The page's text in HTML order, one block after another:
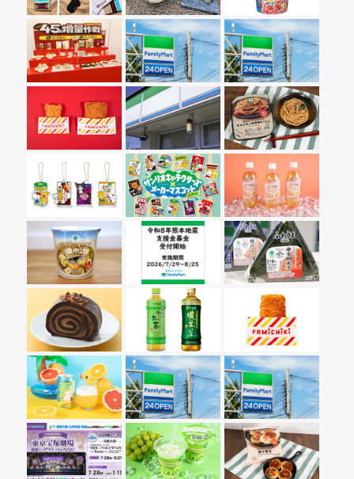
前を向く頭皮ケア&ヘアケア J:COM
JA共済 ちいきのきずな chocoZAP / RIZAP
COSMO(ココロも満タンに)
からだWelcia・くらしWelcia
ダークパターン対策 ローソン ファミリーマート
一宮西病院 Uber アイのある暮らし
世界は鉄でできている 日本製鉄
旅を楽しくする 星野リゾート ボーネルンド
北海道電力｜ほくでん
雇用インフラ UTAIM/MMM
焼肉牛角・しゃぶしゃぶ温野菜
JALグループ旅行会社 ジャルパック
ENEOSグループの決意
レバレジーズ (Leverages) ミツカン
カインズと始める新生活
チャージスポット/チアスポット ノンアルコール
いすゞ自動車 HBA 三井住友海上 かっぱ寿司